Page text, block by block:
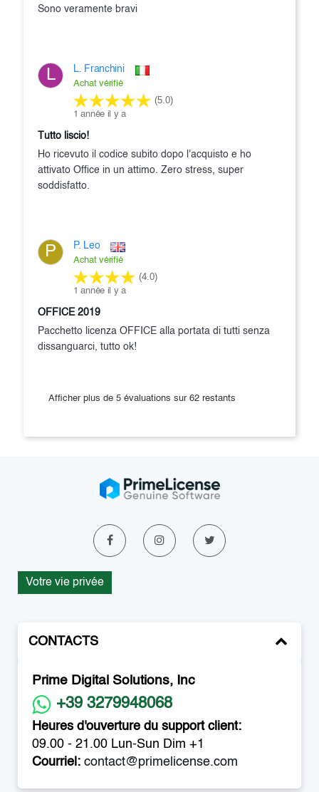
Sono veramente bravi
L L. Franchini
Achat vérifié
(5.0)
1 année il y a
Tutto liscio!
Ho ricevuto il codice subito dopo l'acquisto e ho
attivato Office in un attimo. Zero stress, super
soddisfatto.
P P. Leo
Achat vérifié
(4.0)
1 année il y a
OFFICE 2019
Pacchetto licenza OFFICE alla portata di tutti senza
dissanguarci, tutto ok!
Afficher plus de 5 évaluations sur 62 restants
Votre vie privée
CONTACTS
Prime Digital Solutions, Inc
+39 3279948068
Heures d'ouverture du support client:
09.00 - 21.00 Lun-Sun Dim +1
Courriel: contact@primelicense.com